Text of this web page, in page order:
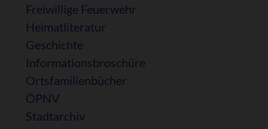
Freiwillige Feuerwehr
Heimatliteratur
Geschichte
Informationsbroschüre
Ortsfamilienbücher
ÖPNV
Stadtarchiv